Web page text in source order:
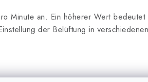
Minute an. Ein höherer Wert
der Belüftung in